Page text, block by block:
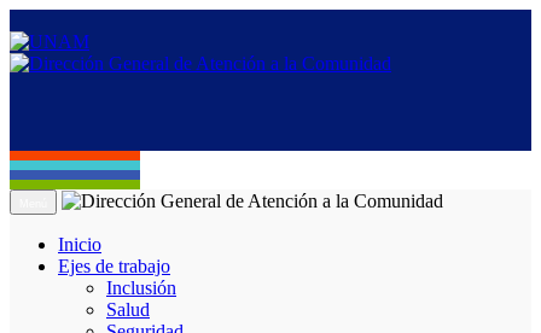
Inicio
Ejes de trabajo
Inclusión
Salud